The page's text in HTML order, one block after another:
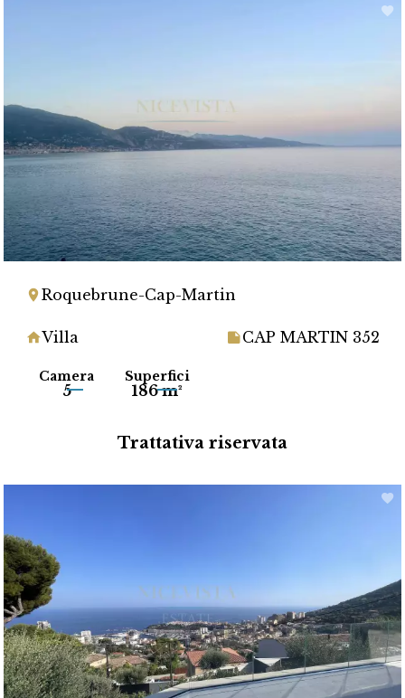
Roquebrune-Cap-Martin
Villa CAP MARTIN 352
Camera
5
Superfici
186 m²
Trattativa riservata